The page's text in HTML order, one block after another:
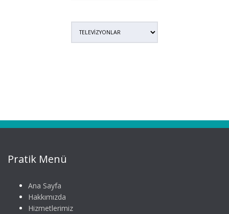
Pratik Menü
Ana Sayfa
Hakkımızda
Hizmetlerimiz